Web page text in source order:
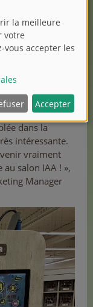
manufacture
l’une des
où les
insigne pour
stand C03 situé
propre voiture
Ils
modèles,
Observer
dans la
intéressante.
vraiment
salon IAA ! »,
Manager